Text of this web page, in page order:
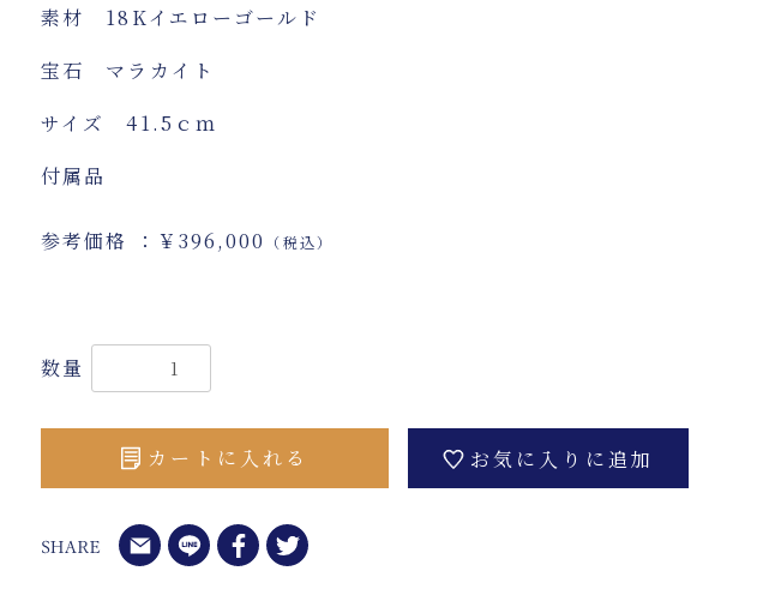
素材 18Kイエローゴールド
宝石 マラカイト
サイズ 41.5ｃｍ
付属品
参考価格 ：￥396,000 （税込）
数量
カートに入れる お気に入りに追加